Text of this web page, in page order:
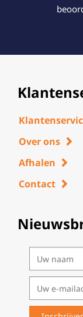
Over ons
Afhalen
Contact